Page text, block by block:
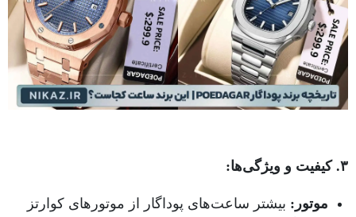
۳. کیفیت و ویژگی‌ها:
موتور: بیشتر ساعت‌های پوداگار از موتورهای کوارتز